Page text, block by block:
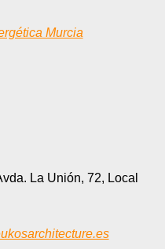
Murcia
La Unión, 72, Local